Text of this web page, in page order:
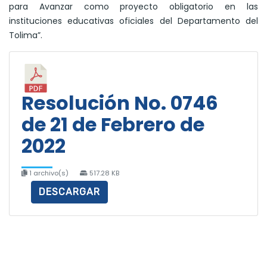
para Avanzar como proyecto obligatorio en las
instituciones educativas oficiales del Departamento del
Tolima”.
Resolución No. 0746
de 21 de Febrero de
2022
1 archivo(s) 517.28 KB
DESCARGAR